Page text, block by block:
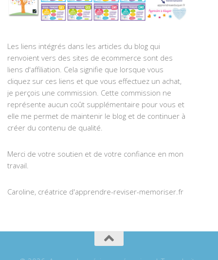
Les liens intégrés dans les articles du blog qui
renvoient vers des sites de ecommerce sont des
liens d'affiliation. Cela signifie que lorsque vous
cliquez sur ces liens et que vous effectuez un achat,
je perçois une commission. Cette commission ne
représente aucun coût supplémentaire pour vous et
elle me permet de maintenir le blog et de continuer à
créer du contenu de qualité.
Merci de votre soutien et de votre confiance en mon
travail.
Caroline, créatrice d'apprendre-reviser-memoriser.fr